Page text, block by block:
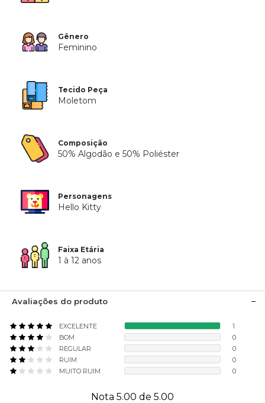
Gênero
Feminino
Tecido Peça
Moletom
Composição
50% Algodão e 50% Poliéster
Personagens
Hello Kitty
Faixa Etária
1 à 12 anos
Avaliações do produto
EXCELENTE
1
BOM
0
REGULAR
0
RUIM
0
MUITO RUIM
0
Nota 5.00 de 5.00